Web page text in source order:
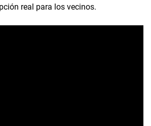
real para los vecinos.